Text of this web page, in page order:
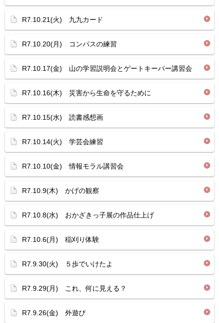
R7.10.21(火) 九九カード
R7.10.20(月) コンパスの練習
R7.10.17(金) 山の学習説明会とゲートキーパー講習会
R7.10.16(木) 災害から生命を守るために
R7.10.15(水) 読書感想画
R7.10.14(火) 学芸会練習
R7.10.10(金) 情報モラル講習会
R7.10.9(木) かげの観察
R7.10.8(水) おかざきっ子展の作品仕上げ
R7.10.6(月) 稲刈り体験
R7.9.30(火) ５歩でいけたよ
R7.9.29(月) これ、何に見える？
R7.9.26(金) 外遊び